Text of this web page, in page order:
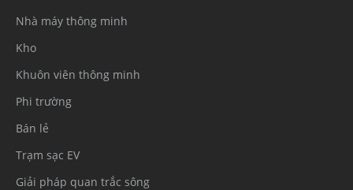
Nhà máy thông minh
Kho
Khuôn viên thông minh
Phi trường
Bán lẻ
Trạm sạc EV
Giải pháp quan trắc sông